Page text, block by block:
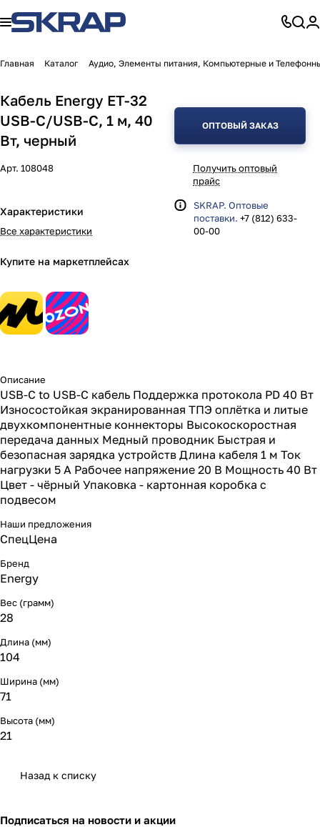
Главная Каталог Аудио, Элементы питания, Компьютерные и
Кабель Energy ET-32
USB-С/USB-C, 1 м, 40
Вт, черный
Арт. 108048
Характеристики
Все характеристики
Купите на маркетплейсах
ОПТОВЫЙ ЗАКАЗ
Получить оптовый
прайс
SKRAP. Оптовые
поставки. +7 (812) 633-
00-00
Описание
USB-C to USB-C кабель Поддержка протокола PD 40 Вт
Износостойкая экранированная ТПЭ оплётка и литые
двухкомпонентные коннекторы Высокоскоростная
передача данных Медный проводник Быстрая и
безопасная зарядка устройств Длина кабеля 1 м Ток
нагрузки 5 A Рабочее напряжение 20 В Мощность 40 Вт
Цвет - чёрный Упаковка - картонная коробка с
подвесом
Наши предложения
СпецЦена
Бренд
Energy
Вес (грамм)
28
Длина (мм)
104
Ширина (мм)
71
Высота (мм)
21
Назад к списку
Подписаться на новости и акции